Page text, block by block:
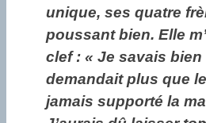
unique, ses quatre
poussant bien. Elle
clef : « Je savais bien
demandait plus que
jamais supporté la